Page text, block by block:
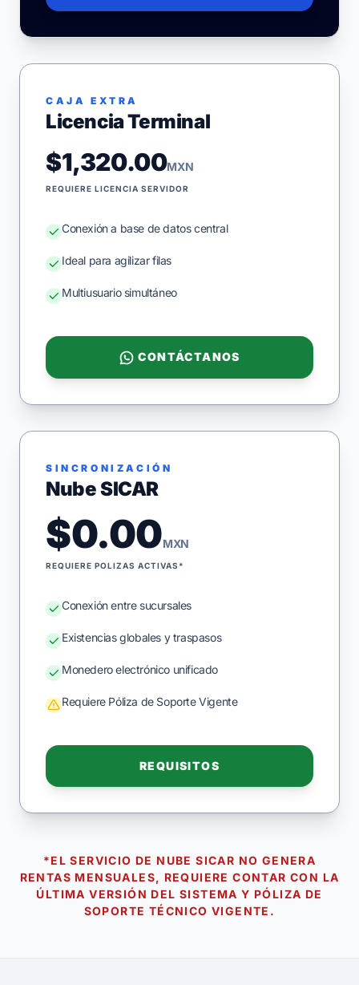
CAJA EXTRA
Licencia Terminal
$1,320.00MXN
REQUIERE LICENCIA SERVIDOR
Conexión a base de datos central
Ideal para agilizar filas
Multiusuario simultáneo
CONTÁCTANOS
SINCRONIZACIÓN
Nube SICAR
$0.00MXN
REQUIERE POLIZAS ACTIVAS*
Conexión entre sucursales
Existencias globales y traspasos
Monedero electrónico unificado
Requiere Póliza de Soporte Vigente
REQUISITOS
*EL SERVICIO DE NUBE SICAR NO GENERA
RENTAS MENSUALES, REQUIERE CONTAR CON LA
ÚLTIMA VERSIÓN DEL SISTEMA Y PÓLIZA DE
SOPORTE TÉCNICO VIGENTE.